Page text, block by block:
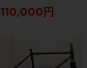
送）
110,000円